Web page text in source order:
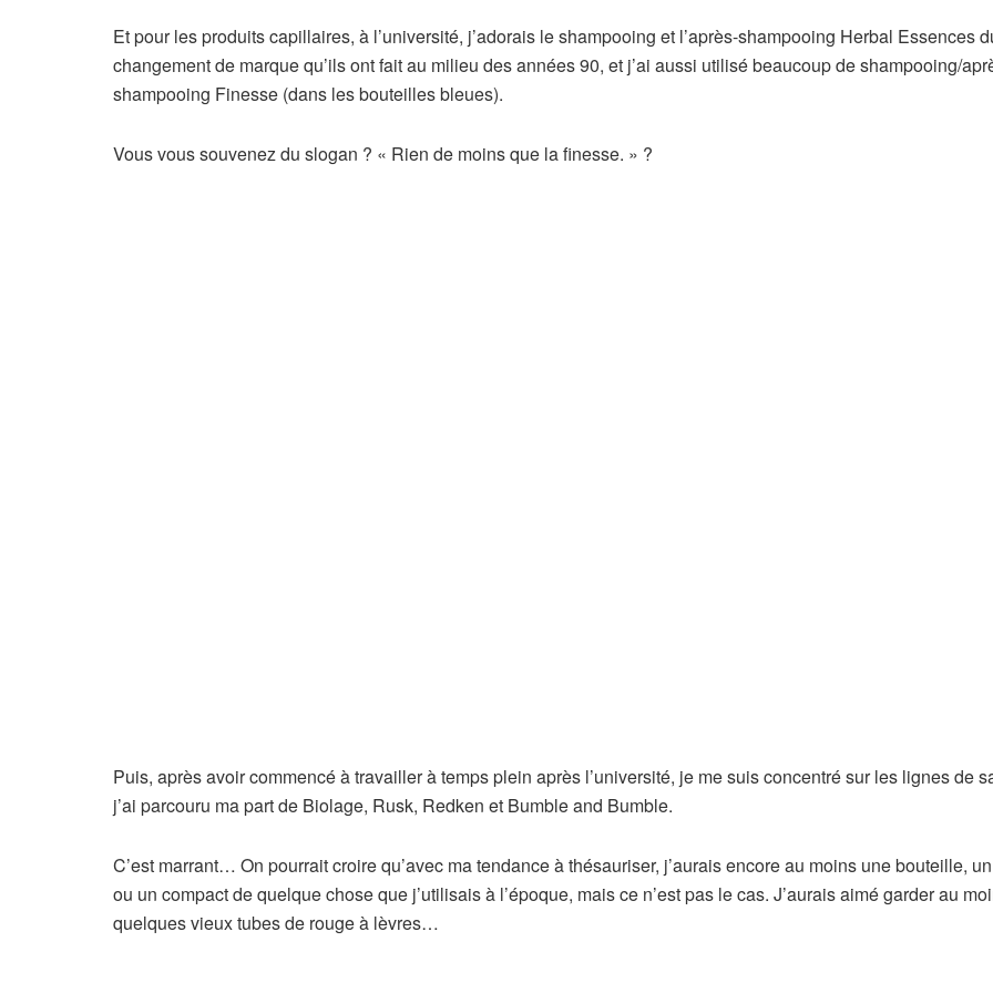
Et pour les produits capillaires, à l’université, j’adorais le shampooing et l’après-shampooing Herbal Essences
changement de marque qu’ils ont fait au milieu des années 90, et j’ai aussi utilisé beaucoup de shampooing/
shampooing Finesse (dans les bouteilles bleues).
Vous vous souvenez du slogan ? « Rien de moins que la finesse. » ?
Puis, après avoir commencé à travailler à temps plein après l’université, je me suis concentré sur les lignes de
j’ai parcouru ma part de Biolage, Rusk, Redken et Bumble and Bumble.
C’est marrant… On pourrait croire qu’avec ma tendance à thésauriser, j’aurais encore au moins une bouteille,
ou un compact de quelque chose que j’utilisais à l’époque, mais ce n’est pas le cas. J’aurais aimé garder au
quelques vieux tubes de rouge à lèvres…